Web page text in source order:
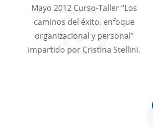
Mayo 2012 Curso-Taller “Los
caminos del éxito, enfoque
organizacional y personal”
impartido por Cristina Stellini.